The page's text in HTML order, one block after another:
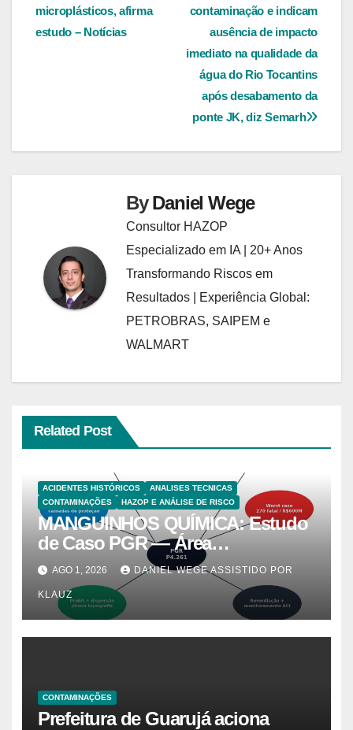
Post
contaminação e indicam
ausência de impacto
imediato na qualidade da
água do Rio Tocantins
após desabamento da
ponte JK, diz Semarh
microplásticos, afirma
estudo – Notícias
ByDaniel Wege
Consultor HAZOP
Especializado em IA | 20+ Anos
Transformando Riscos em
Resultados | Experiência Global:
PETROBRAS, SAIPEM e
WALMART
Related Post
ACIDENTES HISTÓRICOS
ANALISES TECNICAS
CONTAMINAÇÕES
HAZOP E ANÁLISE DE RISCO
MANGUINHOS QUÍMICA: Estudo
de Caso PGR — Área
Contaminada Prioridade A em
Campinas (CETESB P4.261)
AGO 1, 2026 DANIEL WEGE ASSISTIDO POR
KLAUZ
CONTAMINAÇÕES
Prefeitura de Guarujá aciona